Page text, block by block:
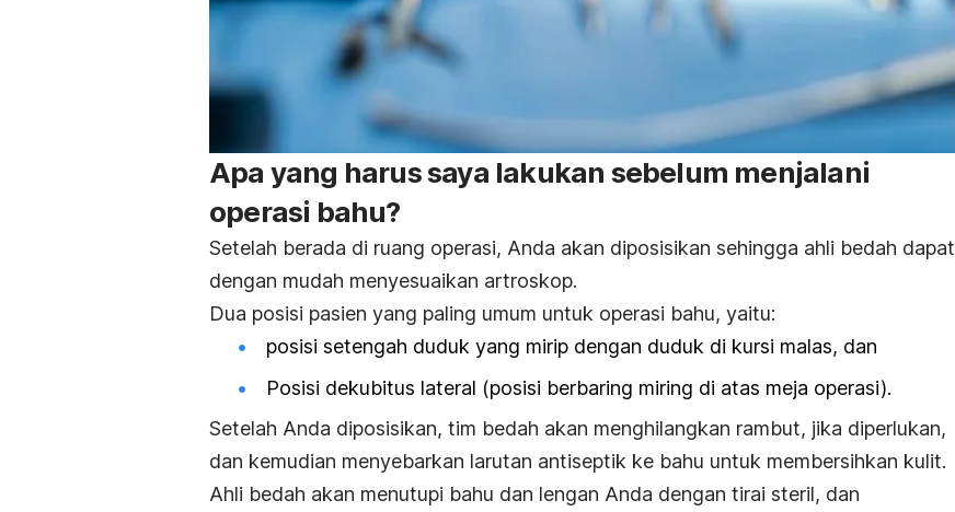
Apa yang harus saya lakukan sebelum menjalani
operasi bahu?
Setelah berada di ruang operasi, Anda akan diposisikan sehingga ahli bedah dapat
dengan mudah menyesuaikan artroskop.
Dua posisi pasien yang paling umum untuk operasi bahu, yaitu:
posisi setengah duduk yang mirip dengan duduk di kursi malas, dan
Posisi dekubitus lateral (posisi berbaring miring di atas meja operasi).
Setelah Anda diposisikan, tim bedah akan menghilangkan rambut, jika diperlukan,
dan kemudian menyebarkan larutan antiseptik ke bahu untuk membersihkan kulit.
Ahli bedah akan menutupi bahu dan lengan Anda dengan tirai steril, dan